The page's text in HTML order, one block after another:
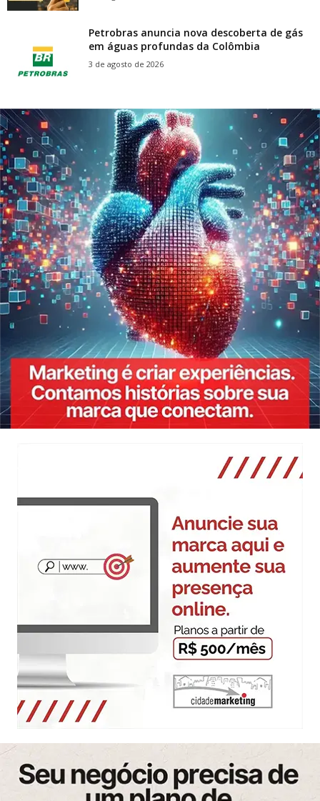
Petrobras anuncia nova descoberta de gás
em águas profundas da Colômbia
3 de agosto de 2026